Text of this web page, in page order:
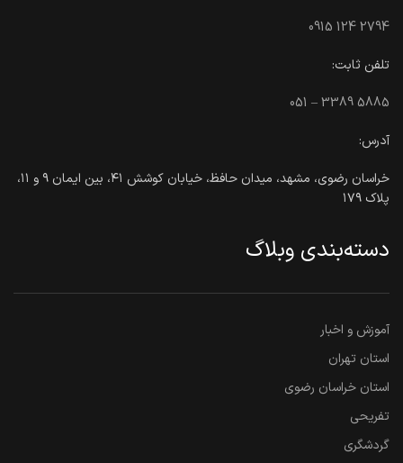
0915 124 2794
تلفن ثابت:
051 – 3389 5885
آدرس:
خراسان رضوی، مشهد، میدان حافظ، خیابان کوشش ۴۱، بین ایمان ۹ و ۱۱،
پلاک ۱۷۹
دسته‌بندی وبلاگ
آموزش و اخبار
استان تهران
استان خراسان رضوی
تفریحی
گردشگری